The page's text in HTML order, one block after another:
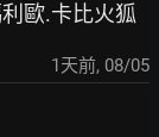
歐.卡比火狐
1天前, 08/05